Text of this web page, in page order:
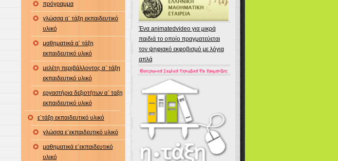
πρόγραμμα
γλώσσα α΄ τάξη εκπαιδευτικό
υλικό
μαθηματικά α΄ τάξη
εκπαιδευτικό υλικό
μελέτη περιβάλλοντος α΄ τάξη
εκπαιδευτικό υλικό
εργαστήρια δεξιοτήτων α΄ ταξη
εκπαιδευτικό υλικό
ε΄τάξη εκπαιδευτικό υλικό
γλώσσα ε΄εκπαιδευτικό υλικό
μαθηματικά ε΄εκπαιδευτικό
υλικό
Ένα animatedvideo για μικρά
παιδιά το οποίο πραγματεύεται
τον ψηφιακό εκφοβισμό με λόγια
απλά